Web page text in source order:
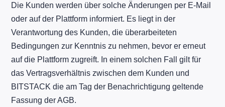
Die Kunden werden über solche Änderungen per E-Mail
oder auf der Plattform informiert. Es liegt in der
Verantwortung des Kunden, die überarbeiteten
Bedingungen zur Kenntnis zu nehmen, bevor er erneut
auf die Plattform zugreift. In einem solchen Fall gilt für
das Vertragsverhältnis zwischen dem Kunden und
BITSTACK die am Tag der Benachrichtigung geltende
Fassung der AGB.